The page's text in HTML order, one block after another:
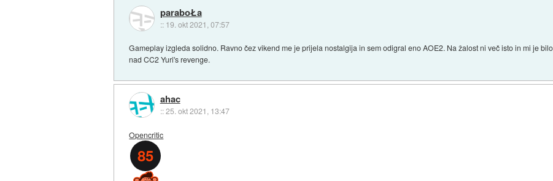
paraboŁa
:: 19. okt 2021, 07:57
Gameplay izgleda solidno. Ravno čez vikend me je prijela nostalgija in sem odigral eno AOE2. Na žalost ni več isto in mi je
nad CC2 Yuri's revenge.
ahac
::25. okt 2021, 13:47
Opencritic
85